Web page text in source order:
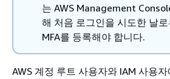
는 AWS Management
해 처음 로그인을 시도한 날
MFA를 등록해야 합니다.
AWS 계정 루트 사용자와 IAM 사용